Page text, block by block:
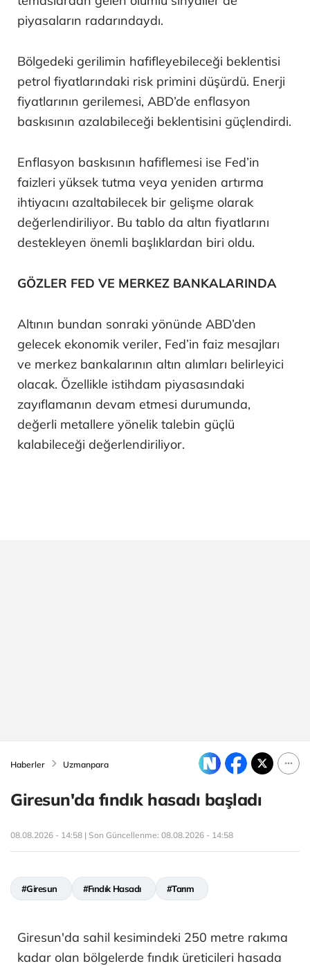
piyasaların radarındaydı.
Bölgedeki gerilimin hafifleyebileceği beklentisi
petrol fiyatlarındaki risk primini düşürdü. Enerji
fiyatlarının gerilemesi, ABD’de enflasyon
baskısının azalabileceği beklentisini güçlendirdi.
Enflasyon baskısının hafiflemesi ise Fed’in
faizleri yüksek tutma veya yeniden artırma
ihtiyacını azaltabilecek bir gelişme olarak
değerlendiriliyor. Bu tablo da altın fiyatlarını
destekleyen önemli başlıklardan biri oldu.
GÖZLER FED VE MERKEZ BANKALARINDA
Altının bundan sonraki yönünde ABD’den
gelecek ekonomik veriler, Fed’in faiz mesajları
ve merkez bankalarının altın alımları belirleyici
olacak. Özellikle istihdam piyasasındaki
zayıflamanın devam etmesi durumunda,
değerli metallere yönelik talebin güçlü
kalabileceği değerlendiriliyor.
Haberler Uzmanpara
Giresun'da fındık hasadı başladı
08.08.2026 - 14:58 | Son Güncellenme: 08.08.2026 - 14:58
#Giresun #Fındık Hasadı #Tarım
Giresun'da sahil kesimindeki 250 metre rakıma
kadar olan bölgelerde fındık üreticileri hasada